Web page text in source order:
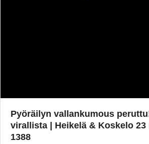
Pyöräilyn vallankumous
virallista | Heikelä & Koskelo 23
1388